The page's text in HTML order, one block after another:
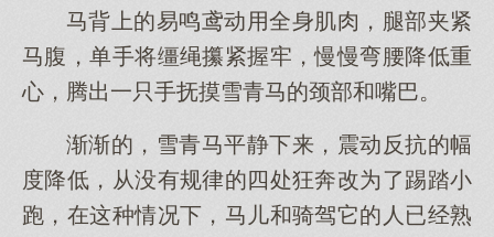
马背上的易鸣鸢动用全身肌肉，腿部夹紧
马腹，单手将缰绳攥紧握牢，慢慢弯腰降低重
心，腾出一只手抚摸雪青马的颈部和嘴巴。
渐渐的，雪青马平静下来，震动反抗的幅
度降低，从没有规律的四处狂奔改为了踢踏小
跑，在这种情况下，马儿和骑驾它的人已经熟